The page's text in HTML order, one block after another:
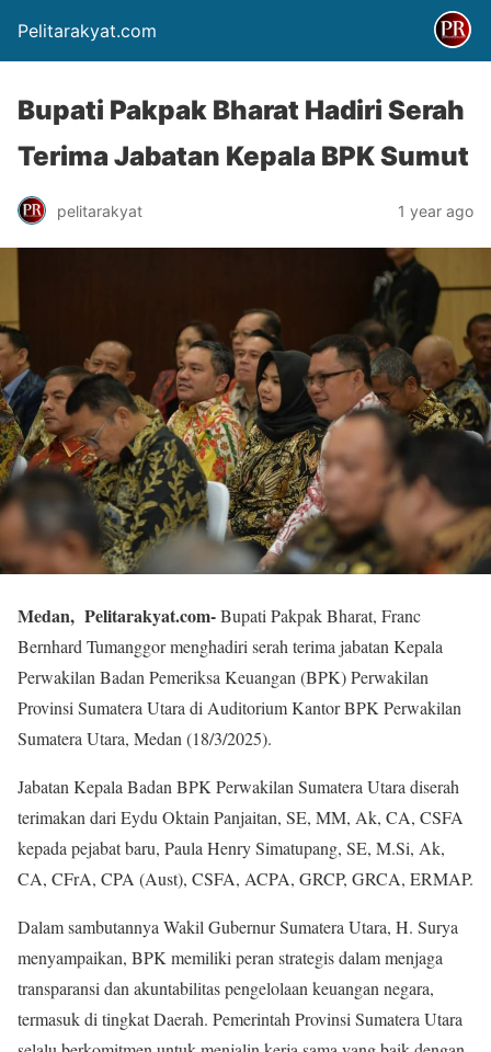
Pelitarakyat.com
Bupati Pakpak Bharat Hadiri Serah
Terima Jabatan Kepala BPK Sumut
pelitarakyat 1 year ago
Medan, Pelitarakyat.com-Bupati Pakpak Bharat, Franc
Bernhard Tumanggor menghadiri serah terima jabatan Kepala
Perwakilan Badan Pemeriksa Keuangan (BPK) Perwakilan
Provinsi Sumatera Utara di Auditorium Kantor BPK Perwakilan
Sumatera Utara, Medan (18/3/2025).
Jabatan Kepala Badan BPK Perwakilan Sumatera Utara diserah
terimakan dari Eydu Oktain Panjaitan, SE, MM, Ak, CA, CSFA
kepada pejabat baru, Paula Henry Simatupang, SE, M.Si, Ak,
CA, CFrA, CPA (Aust), CSFA, ACPA, GRCP, GRCA, ERMAP.
Dalam sambutannya Wakil Gubernur Sumatera Utara, H. Surya
menyampaikan, BPK memiliki peran strategis dalam menjaga
transparansi dan akuntabilitas pengelolaan keuangan negara,
termasuk di tingkat Daerah. Pemerintah Provinsi Sumatera Utara